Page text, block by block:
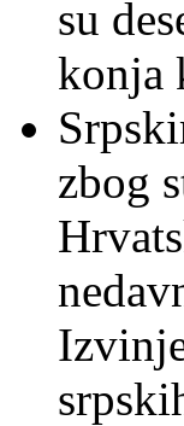
su
konja
zbog